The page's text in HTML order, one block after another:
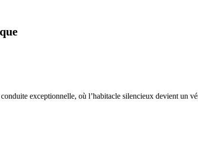
exceptionnelle, où l’habitacle silencieux devient un